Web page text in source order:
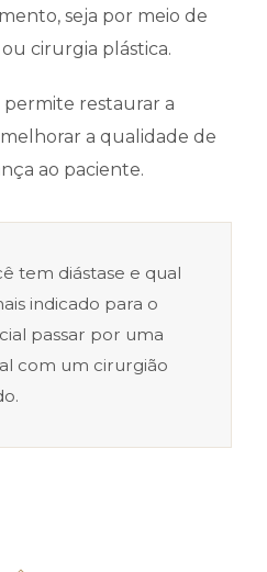
seja por meio de
cirurgia plástica.
restaurar a
a qualidade de
ao paciente.
tem diástase e qual
indicado para o
passar por uma
com um cirurgião